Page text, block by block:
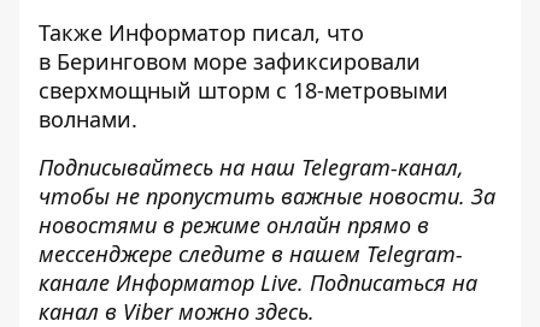
Также Информатор писал, что
в Беринговом море зафиксировали
сверхмощный шторм с 18-метровыми
волнами.
Подписывайтесь на наш Telegram-канал,
чтобы не пропустить важные новости. За
новостями в режиме онлайн прямо в
мессенджере следите в нашем Telegram-
канале Информатор Live. Подписаться на
канал в Viber можно здесь.